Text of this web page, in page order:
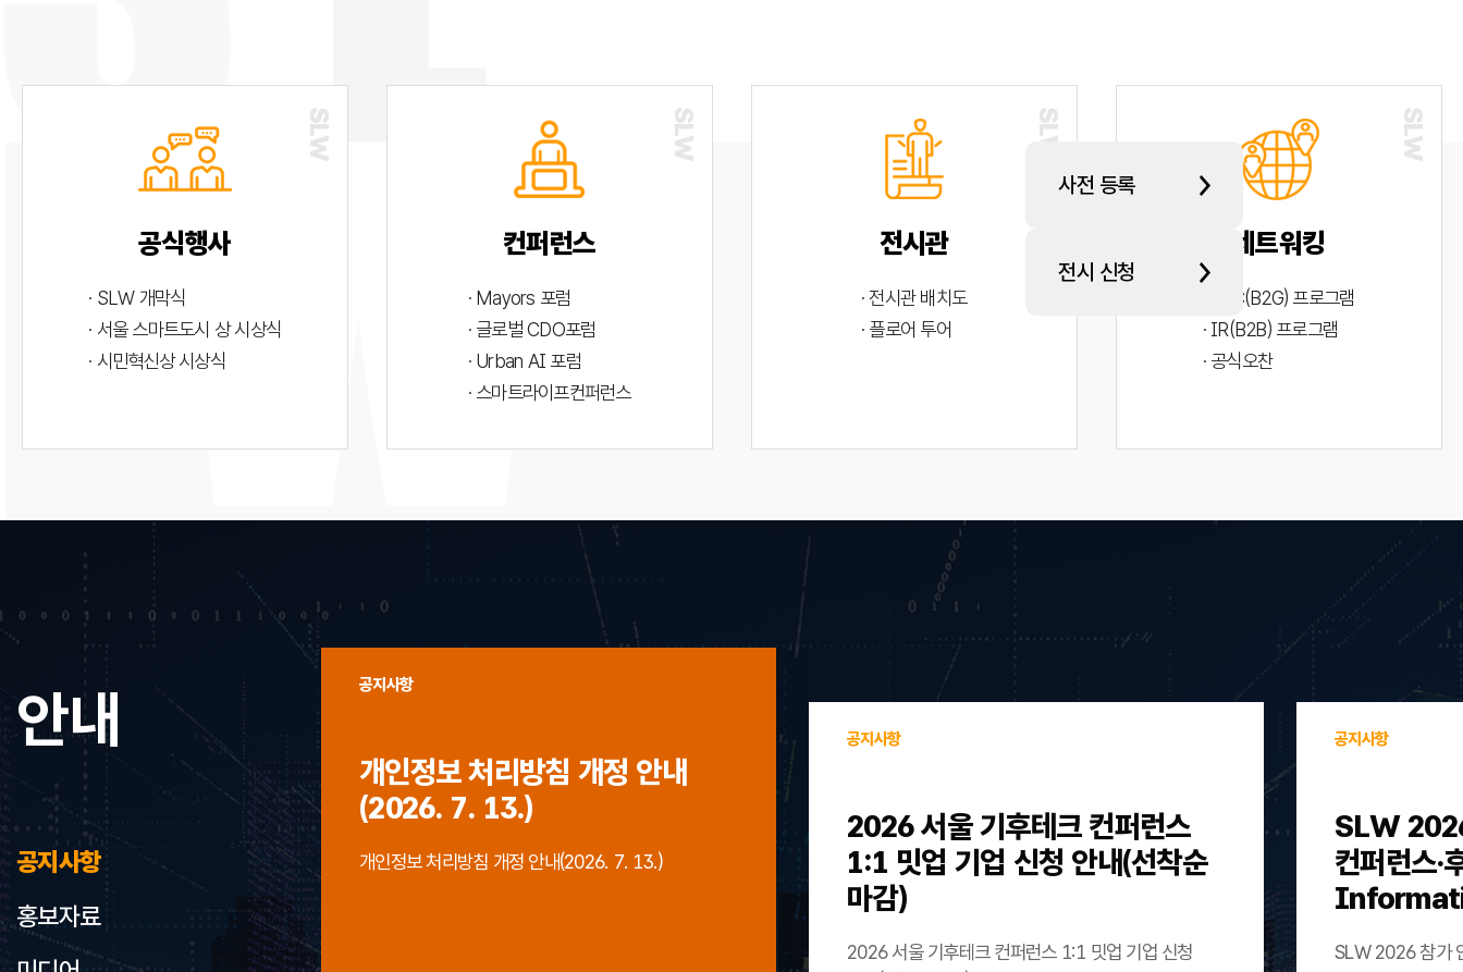
사전 등록
전시 신청
공식행사
· SLW 개막식
· 서울 스마트도시 상 시상식
· 시민혁신상 시상식
컨퍼런스
· Mayors 포럼
· 글로벌 CDO포럼
· Urban AI 포럼
· 스마트라이프컨퍼런스
전시관
· 전시관 배치도
· 플로어 투어
네트워킹
· PYC(B2G) 프로그램
· IR(B2B) 프로그램
· 공식오찬
안내
공지사항
공지사항
개인정보 처리방침 개정 안내
(2026. 7. 13.)
개인정보 처리방침 개정 안내(2026. 7. 13.)
공지사항
2026 서울 기후테크 컨퍼런스
1:1 밋업 기업 신청 안내(선착순
마감)
2026 서울 기후테크 컨퍼런스 1:1 밋업 기업 신청
공지사항
SLW
컨퍼런스
SLW 2026 참가
홍보자료